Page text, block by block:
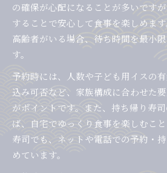
の確保が心配になることが多いです
することで安心して食事を楽しめま
高齢者がいる場合、待ち時間を最小
す。
予約時には、人数や子ども用イスの
込み可否など、家族構成に合わせた
がポイントです。また、持ち帰り寿
ば、自宅でゆっくり食事を楽しむこ
寿司でも、ネットや電話での予約・
めています。